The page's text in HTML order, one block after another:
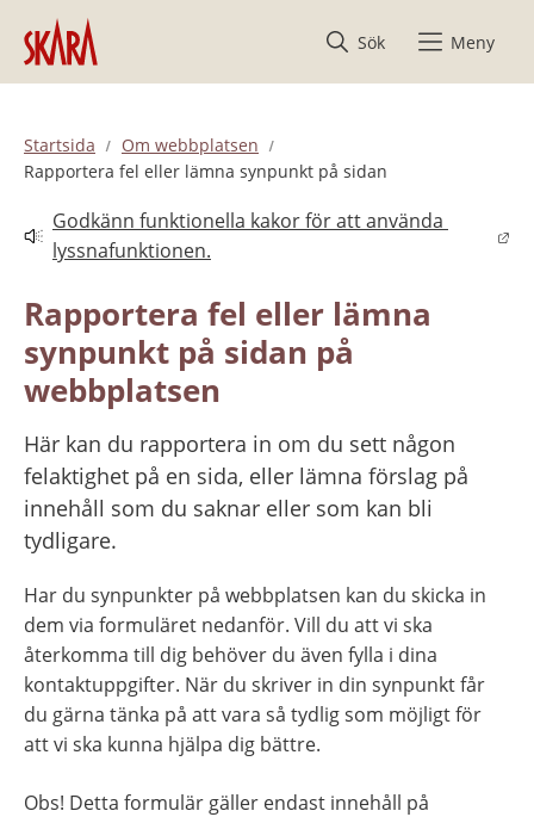
Hoppa till innehåll
Sök
Meny
Startsida
Om webbplatsen
Rapportera fel eller lämna synpunkt på sidan
Godkänn funktionella kakor för att använda
lyssnafunktionen.
Länk till annan webbplats.
Rapportera fel eller lämna
synpunkt på sidan på
webbplatsen
Här kan du rapportera in om du sett någon
felaktighet på en sida, eller lämna förslag på
innehåll som du saknar eller som kan bli
tydligare.
Har du synpunkter på webbplatsen kan du skicka in
dem via formuläret nedanför. Vill du att vi ska
återkomma till dig behöver du även fylla i dina
kontaktuppgifter. När du skriver in din synpunkt får
du gärna tänka på att vara så tydlig som möjligt för
att vi ska kunna hjälpa dig bättre.
Obs! Detta formulär gäller endast innehåll på